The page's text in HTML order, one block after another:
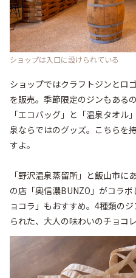
ショップは入口に設けられている
ショップではクラフトジンとロ
を販売。季節限定のジンもある
「エコバッグ」と「温泉タオル
泉ならではのグッズ。こちらを
すよ。
「野沢温泉蒸留所」と飯山市に
の店「奥信濃BUNZO」がコラ
ョコラ」もおすすめ。4種類の
られた、大人の味わいのチョコレ